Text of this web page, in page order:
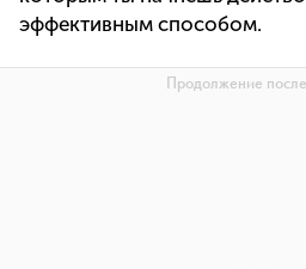
эффективным способом.